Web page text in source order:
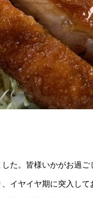
に
が
経
ピヤ
ま
！
。
た。皆様いかがお過
イヤイヤ期に突入し